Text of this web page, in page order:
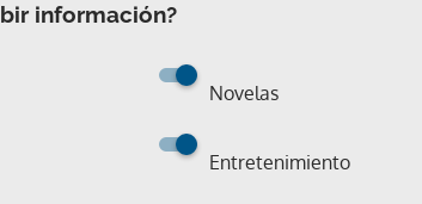
información?
Novelas
Entretenimiento